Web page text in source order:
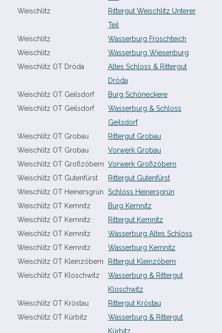
Weischlitz
Rittergut Weischlitz Unterer
Teil
Weischlitz
Wasserburg Froschteich
Weischlitz
Wasserburg Wiesenburg
Weischlitz OT Dröda
Altes Schloss & Rittergut
Dröda
Weischlitz OT Geilsdorf
Burg Schöneckere
Weischlitz OT Geilsdorf
Wasserburg & Schloss
Geilsdorf
Weischlitz OT Grobau
Rittergut Grobau
Weischlitz OT Grobau
Vorwerk Grobau
Weischlitz OT Großzöbern Vorwerk Großzöbern
Weischlitz OT Gutenfürst
Rittergut Gutenfürst
Weischlitz OT Heinersgrün
Schloss Heinersgrün
Weischlitz OT Kemnitz
Burg Kemnitz
Weischlitz OT Kemnitz
Rittergut Kemnitz
Weischlitz OT Kemnitz
Wasserburg Altes Schloss
Weischlitz OT Kemnitz
Wasserburg Kemnitz
Weischlitz OT Kleinzöbern
Rittergut Kleinzöbern
Weischlitz OT Kloschwitz
Wasserburg & Rittergut
Kloschwitz
Weischlitz OT Kröstau
Rittergut Kröstau
Weischlitz OT Kürbitz
Wasserburg & Rittergut
Kürbitz